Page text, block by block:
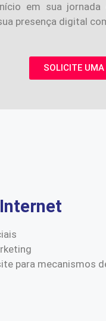
em sua jornada
presença digital
SOLICITE UMA
para mecanismos